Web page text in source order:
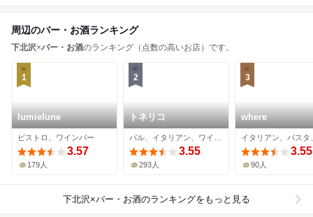
周辺のバー・お酒ランキング
下北沢×バー・お酒のランキング（点数の高いお店）です。
1
lumielune
ビストロ、ワインバー
3.57
179人
2
トネリコ
3.55
293人
3
where
3.55
90人
下北沢×バー・お酒のランキングをもっと見る